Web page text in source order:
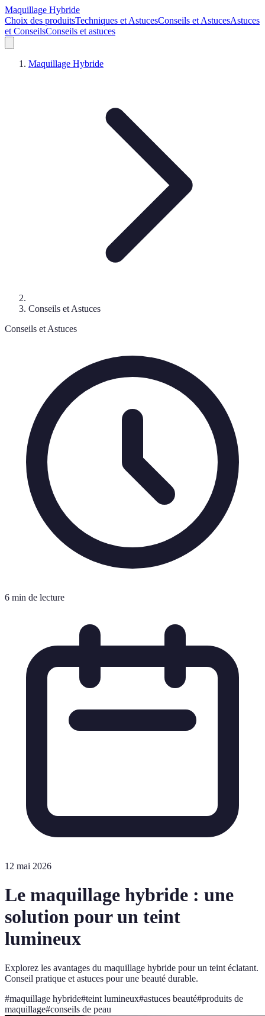
Maquillage Hybride
Choix des produitsTechniques et AstucesConseils et AstucesAstuces
et ConseilsConseils et astuces
Maquillage Hybride
Conseils et Astuces
Conseils et Astuces
6 min de lecture
12 mai 2026
Le maquillage hybride : une
solution pour un teint
lumineux
Explorez les avantages du maquillage hybride pour un teint éclatant.
Conseil pratique et astuces pour une beauté durable.
#maquillage hybride#teint lumineux#astuces beauté#produits de
maquillage#conseils de peau